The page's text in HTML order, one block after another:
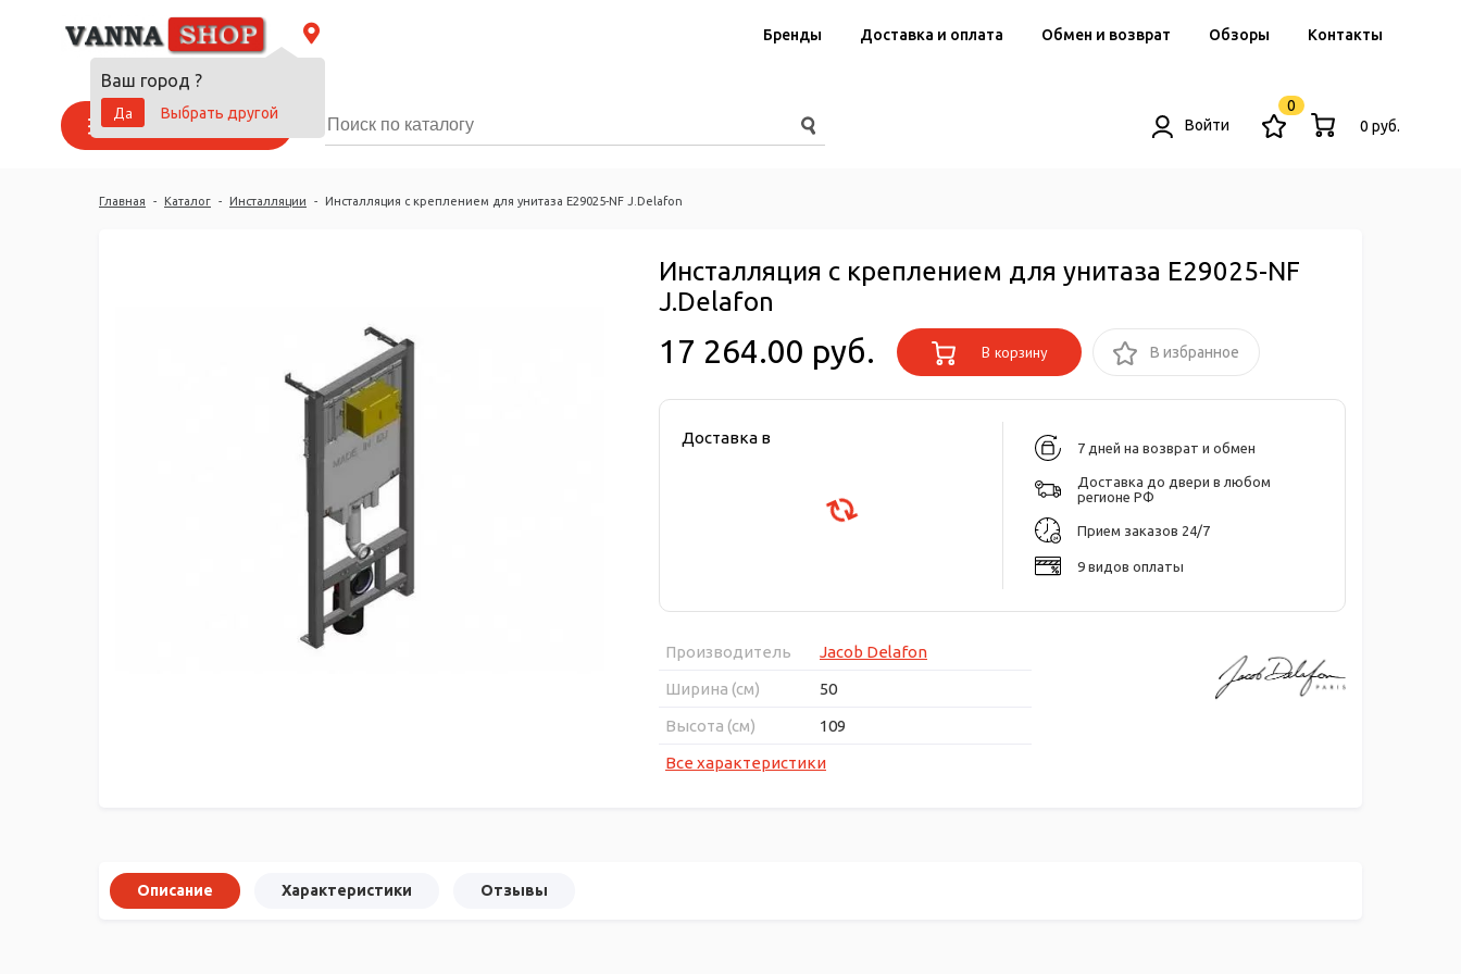
Ваш город ?
Да
Выбрать другой
Бренды Доставка и оплата Обмен и возврат Обзоры Контакты
Каталог товаров Войти
0
0 руб.
Главная - Каталог - Инсталляции - Инсталляция с креплением для унитаза E29025-NF J.Delafon
Инсталляция с креплением для унитаза E29025-NF
J.Delafon
17 264.00 руб. В корзину В избранное
Доставка в
7 дней на возврат и обмен
Доставка до двери в любом
регионе РФ
Прием заказов 24/7
9 видов оплаты
Производитель
Jacob Delafon
Ширина (см)
50
Высота (см)
109
Все характеристики
Описание Характеристики Отзывы